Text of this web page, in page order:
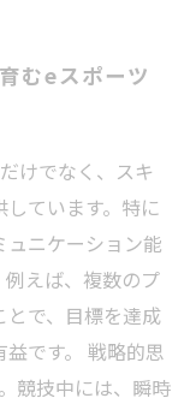
むeスポーツ
けでなく、スキ
ています。特に
ニケーション能
えば、複数のプ
とで、目標を達成
です。 戦略的思
競技中には、瞬時